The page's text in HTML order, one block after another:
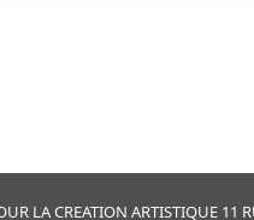
LA CREATION ARTISTIQUE